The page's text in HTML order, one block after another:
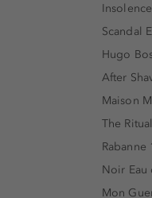
Scandal
Hugo
After
Maison
The
Noir Eau
Mon